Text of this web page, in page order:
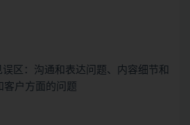
区：沟通和表达问题、内容细节和
客户方面的问题